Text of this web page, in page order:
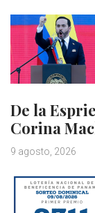
De la
Corina
9 agosto, 2026